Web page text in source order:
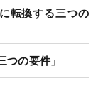
転換する三つの
の要件」